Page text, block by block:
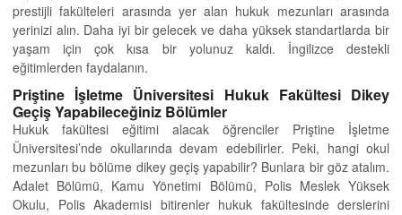
prestijli fakülteleri arasında yer alan hukuk mezunları arasında
yerinizi alın. Daha iyi bir gelecek ve daha yüksek standartlarda bir
yaşam için çok kısa bir yolunuz kaldı. İngilizce destekli
eğitimlerden faydalanın.
Priştine İşletme Üniversitesi Hukuk Fakültesi Dikey
Geçiş Yapabileceğiniz Bölümler
Hukuk fakültesi eğitimi alacak öğrenciler Priştine İşletme
Üniversitesi’nde okullarında devam edebilirler. Peki, hangi okul
mezunları bu bölüme dikey geçiş yapabilir? Bunlara bir göz atalım.
Adalet Bölümü, Kamu Yönetimi Bölümü, Polis Meslek Yüksek
Okulu, Polis Akademisi bitirenler hukuk fakültesinde derslerini